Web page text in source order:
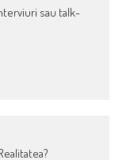
sau talk-